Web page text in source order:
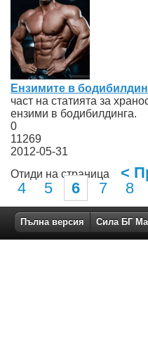
Ензимите в
част на статията за
ензими в бодибилдинга.
0
11269
2012-05-31
Отиди на страница
<
4
5 6 7 8
Пълна версия Сила БГ